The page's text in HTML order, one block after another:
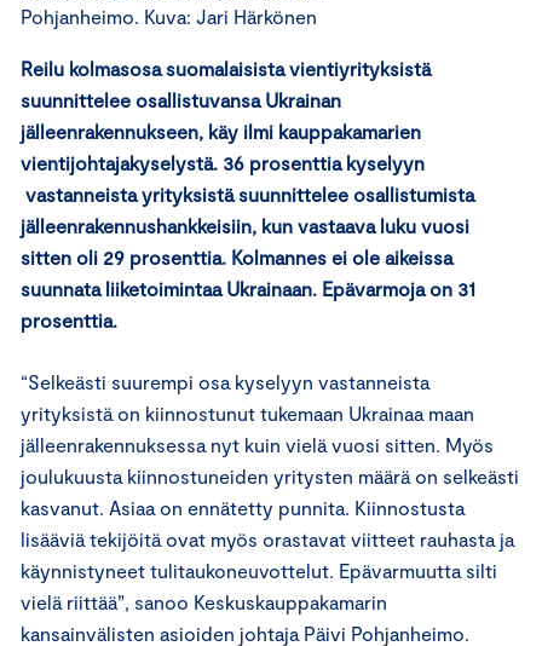
Pohjanheimo. Kuva: Jari Härkönen
Reilu kolmasosa suomalaisista vientiyrityksistä
suunnittelee osallistuvansa Ukrainan
jälleenrakennukseen, käy ilmi kauppakamarien
vientijohtajakyselystä. 36 prosenttia kyselyyn
vastanneista yrityksistä suunnittelee osallistumista
jälleenrakennushankkeisiin, kun vastaava luku vuosi
sitten oli 29 prosenttia. Kolmannes ei ole aikeissa
suunnata liiketoimintaa Ukrainaan. Epävarmoja on 31
prosenttia.
“Selkeästi suurempi osa kyselyyn vastanneista
yrityksistä on kiinnostunut tukemaan Ukrainaa maan
jälleenrakennuksessa nyt kuin vielä vuosi sitten. Myös
joulukuusta kiinnostuneiden yritysten määrä on selkeästi
kasvanut. Asiaa on ennätetty punnita. Kiinnostusta
lisääviä tekijöitä ovat myös orastavat viitteet rauhasta ja
käynnistyneet tulitaukoneuvottelut. Epävarmuutta silti
vielä riittää”, sanoo Keskuskauppakamarin
kansainvälisten asioiden johtaja Päivi Pohjanheimo.